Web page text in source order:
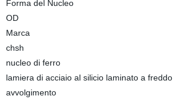
Forma del Nucleo
OD
Marca
chsh
nucleo di ferro
lamiera di acciaio al silicio laminato a freddo
avvolgimento